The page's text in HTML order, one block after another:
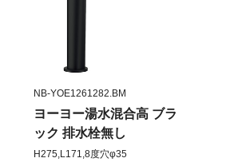
NB-YOE1261282.BM
ヨーヨー湯水混合高 ブラ
ック 排水栓無し
H275,L171,8度穴φ35